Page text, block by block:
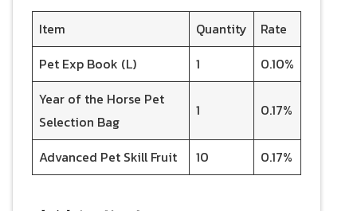
Item Quantity
Rate
Pet Exp Book (L)
1
0.10%
Year of the Horse Pet
Selection Bag
1 0.17%
Advanced Pet Skill Fruit 10 0.17%